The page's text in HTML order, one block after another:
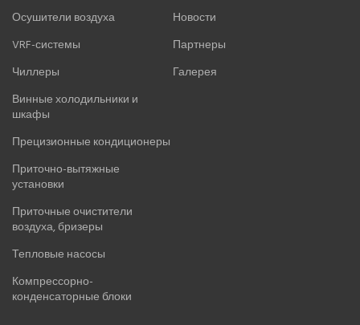
Осушители воздуха
VRF-системы
Чиллеры
Винные холодильники и
шкафы
Прецизионные кондиционеры
Приточно-вытяжные
установки
Приточные очистители
воздуха, бризеры
Тепловые насосы
Компрессорно-
конденсаторные блоки
Новости
Партнеры
Галерея